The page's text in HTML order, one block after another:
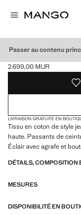
Passer au contenu
PANTALON
Prix actuel [2 699,00
2 699,00 MUR
Choisissez une couleur
Couleur Bleu
LIVRAISON GRATUITE EN
Tissu en coton de style
haute. Passants de
Éclair avec agrafe et
DÉTAILS, COMPOSITION
MESURES
DISPONIBILITÉ EN